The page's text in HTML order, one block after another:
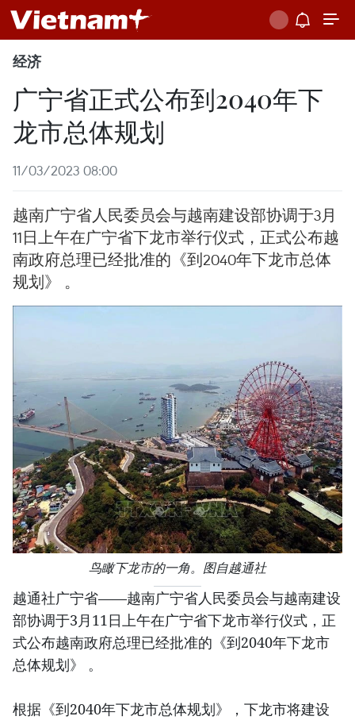
经济
广宁省正式公布到2040年下
龙市总体规划
11/03/2023 08:00
越南广宁省人民委员会与越南建设部协调于3月
11日上午在广宁省下龙市举行仪式，正式公布越
南政府总理已经批准的《到2040年下龙市总体
规划》 。
鸟瞰下龙市的一角。图自越通社
越通社广宁省——越南广宁省人民委员会与越南建设
部协调于3月11日上午在广宁省下龙市举行仪式，正
式公布越南政府总理已经批准的《到2040年下龙市
总体规划》 。
根据《到2040年下龙市总体规划》，下龙市将建设